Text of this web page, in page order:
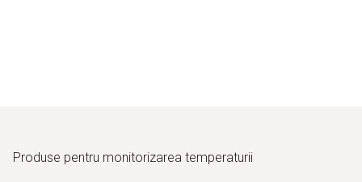
Produse pentru monitorizarea temperaturii